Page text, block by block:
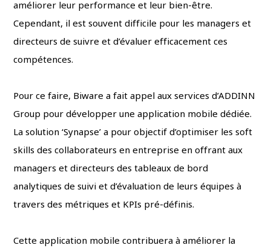
améliorer leur performance et leur bien-être.
Cependant, il est souvent difficile pour les managers et
directeurs de suivre et d’évaluer efficacement ces
compétences.
Pour ce faire, Biware a fait appel aux services d’ADDINN
Group pour développer une application mobile dédiée.
La solution ‘Synapse’ a pour objectif d’optimiser les soft
skills des collaborateurs en entreprise en offrant aux
managers et directeurs des tableaux de bord
analytiques de suivi et d’évaluation de leurs équipes à
travers des métriques et KPIs pré-définis.
Cette application mobile contribuera à améliorer la